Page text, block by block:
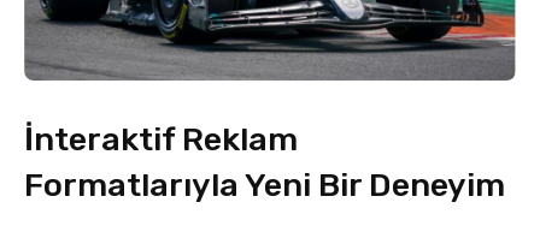
İnteraktif Reklam
Formatlarıyla Yeni Bir Deneyim